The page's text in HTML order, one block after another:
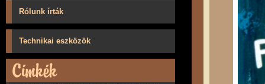
Rólunk írták
Technikai eszközök